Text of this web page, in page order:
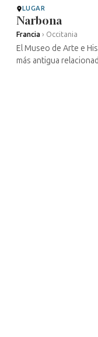
LUGAR
Narbona
Francia › Occitania
El Museo de Arte e
más antigua